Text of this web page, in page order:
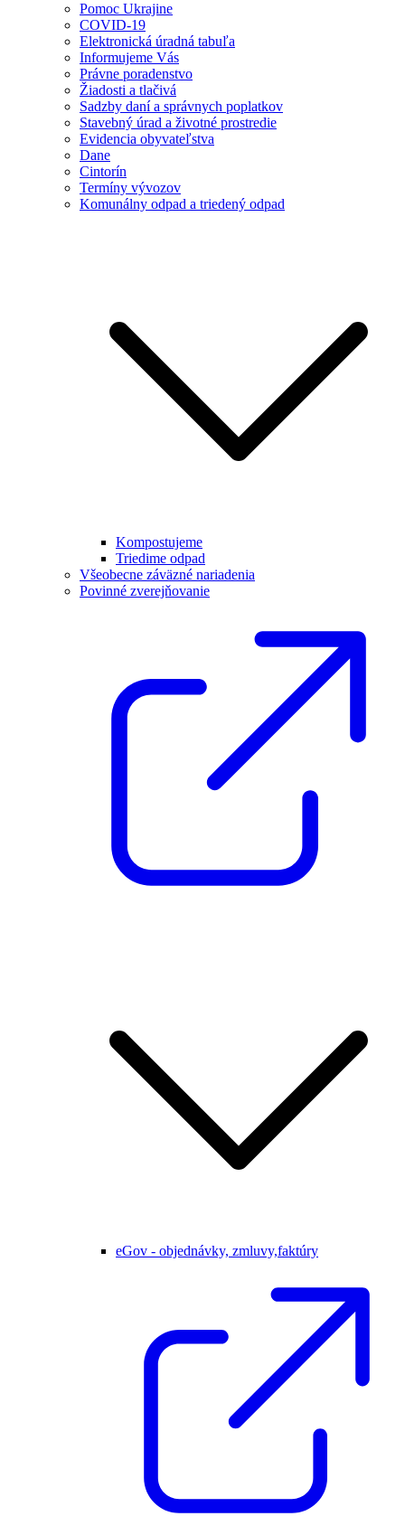
Pomoc Ukrajine
COVID-19
Elektronická úradná tabuľa
Informujeme Vás
Právne poradenstvo
Žiadosti a tlačivá
Sadzby daní a správnych poplatkov
Stavebný úrad a životné prostredie
Evidencia obyvateľstva
Dane
Cintorín
Termíny vývozov
Komunálny odpad a triedený odpad
Kompostujeme
Triedime odpad
Všeobecne záväzné nariadenia
Povinné zverejňovanie
eGov - objednávky, zmluvy,faktúry